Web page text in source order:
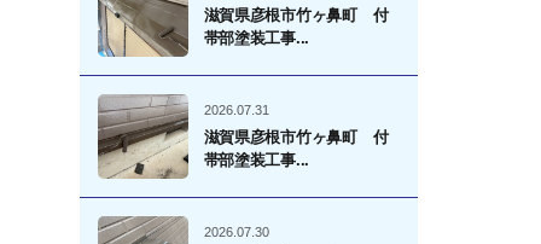
滋賀県彦根市竹ヶ鼻町 付
帯部塗装工事...
2026.07.31
滋賀県彦根市竹ヶ鼻町 付
帯部塗装工事...
2026.07.30